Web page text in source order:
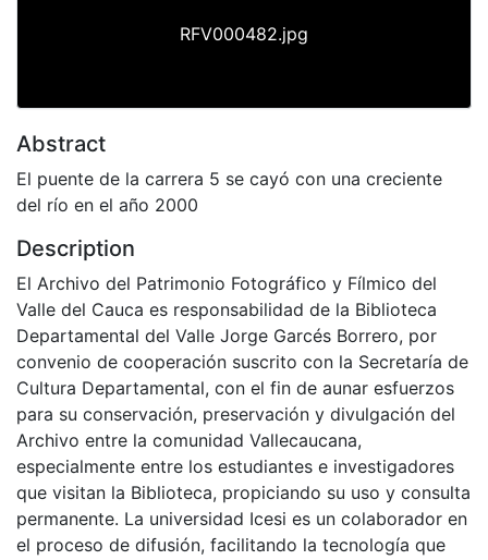
RFV000482.jpg
Abstract
El puente de la carrera 5 se cayó con una creciente
del río en el año 2000
Description
El Archivo del Patrimonio Fotográfico y Fílmico del
Valle del Cauca es responsabilidad de la Biblioteca
Departamental del Valle Jorge Garcés Borrero, por
convenio de cooperación suscrito con la Secretaría de
Cultura Departamental, con el fin de aunar esfuerzos
para su conservación, preservación y divulgación del
Archivo entre la comunidad Vallecaucana,
especialmente entre los estudiantes e investigadores
que visitan la Biblioteca, propiciando su uso y consulta
permanente. La universidad Icesi es un colaborador en
el proceso de difusión, facilitando la tecnología que